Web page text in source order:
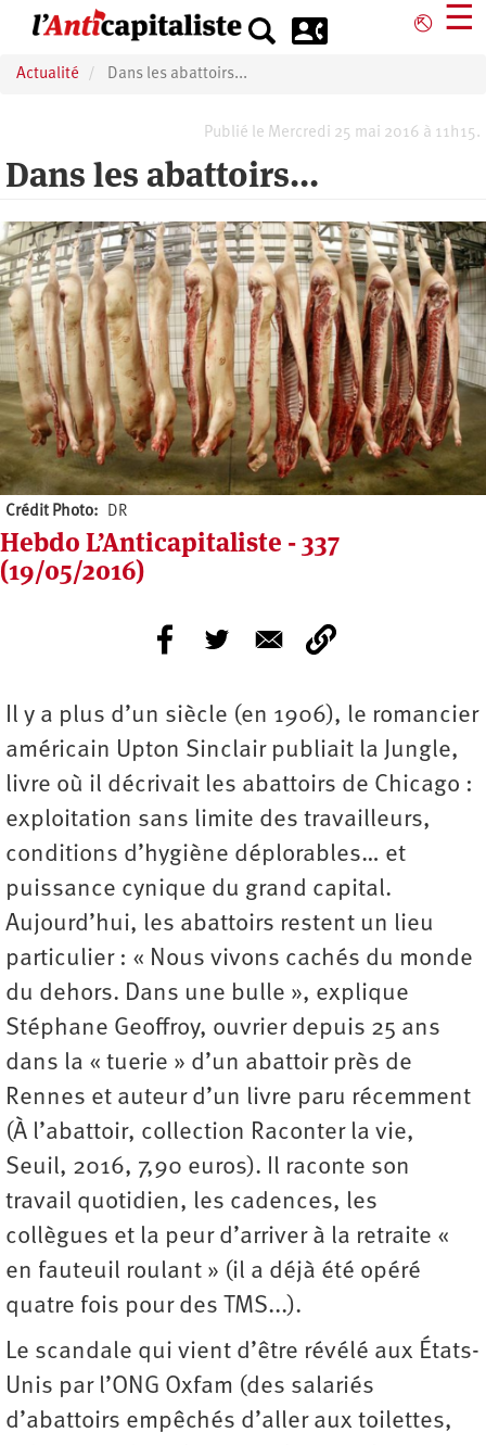
principal
⎋ ☰
Actualité Dans les abattoirs...
Publié le Mercredi 25 mai 2016 à 11h15.
Dans les abattoirs...
Crédit Photo DR
Hebdo L’Anticapitaliste - 337
(19/05/2016)
Il y a plus d’un siècle (en 1906), le romancier
américain Upton Sinclair publiait la Jungle,
livre où il décrivait les abattoirs de Chicago :
exploitation sans limite des travailleurs,
conditions d’hygiène déplorables… et
puissance cynique du grand capital.
Aujourd’hui, les abattoirs restent un lieu
particulier : « Nous vivons cachés du monde
du dehors. Dans une bulle », explique
Stéphane Geoffroy, ouvrier depuis 25 ans
dans la « tuerie » d’un abattoir près de
Rennes et auteur d’un livre paru récemment
(À l’abattoir, collection Raconter la vie,
Seuil, 2016, 7,90 euros). Il raconte son
travail quotidien, les cadences, les
collègues et la peur d’arriver à la retraite «
en fauteuil roulant » (il a déjà été opéré
quatre fois pour des TMS...).
Le scandale qui vient d’être révélé aux États-
Unis par l’ONG Oxfam (des salariés
d’abattoirs empêchés d’aller aux toilettes,